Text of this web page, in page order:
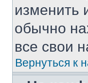
изменить
обычно
все свои
Вернуться к